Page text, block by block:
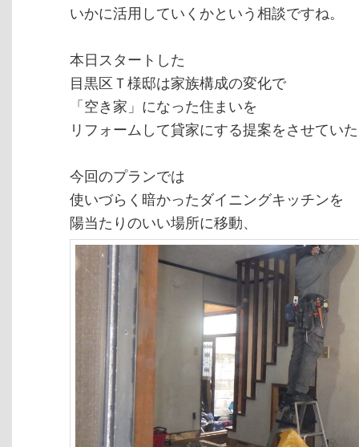
いかに活用していくかという相談ですね。
本日スタートした
目黒区Ｔ様邸は家族構成の変化で
「空き家」になった住まいを
リフォームして貸家にする提案をさせてい
今回のプランでは
使いづらく暗かったダイニングキッチンを
陽当たりのいい場所に移動、